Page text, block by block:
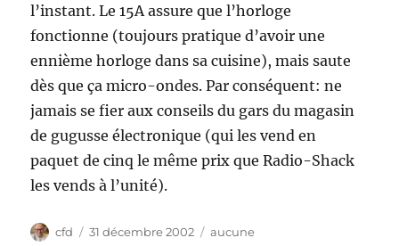
l’instant. Le 15A assure que l’horloge
fonctionne (toujours pratique d’avoir une
ennième horloge dans sa cuisine), mais saute
dès que ça micro-ondes. Par conséquent: ne
jamais se fier aux conseils du gars du magasin
de gugusse électronique (qui les vend en
paquet de cinq le même prix que Radio-Shack
les vends à l’unité).
Auteur
cfd
Publié
31 décembre 2002 Catégories
aucune